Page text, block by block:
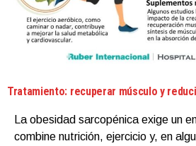
Tratamiento: recuperar músculo y
La obesidad sarcopénica exige un
combine nutrición, ejercicio y, en